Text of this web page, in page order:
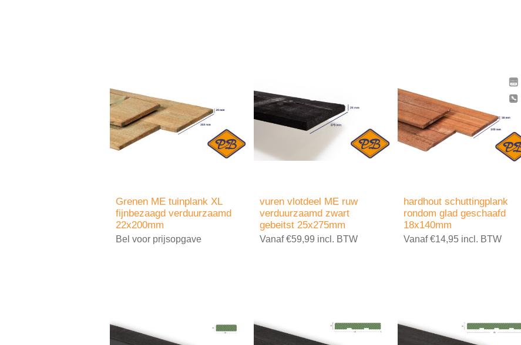
Grenen ME tuinplank XL
fijnbezaagd verduurzaamd
22x200mm
Bel voor prijsopgave
vuren vlotdeel ME ruw
verduurzaamd zwart
gebeitst 25x275mm
Vanaf €59,99 incl. BTW
hardhout schuttingplank
rondom glad geschaafd
18x140mm
Vanaf €14,95 incl. BTW